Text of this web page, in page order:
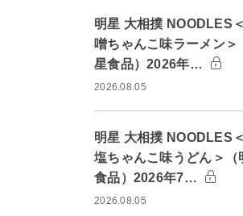
明星 大相撲 NOODLES
噌ちゃんこ味ラーメン＞
星食品）2026年…
2026.08.05
明星 大相撲 NOODLES
塩ちゃんこ味うどん＞（
食品）2026年7…
2026.08.05